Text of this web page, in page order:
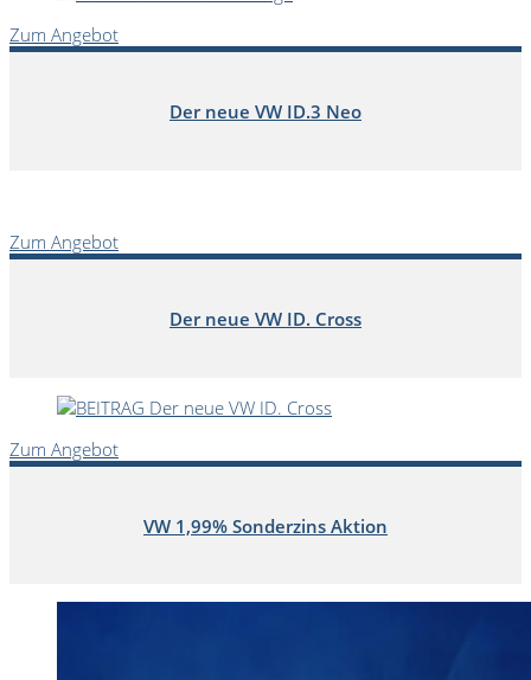
Zum Angebot
Der neue VW ID.3 Neo
Zum Angebot
Der neue VW ID. Cross
Zum Angebot
VW 1,99% Sonderzins Aktion